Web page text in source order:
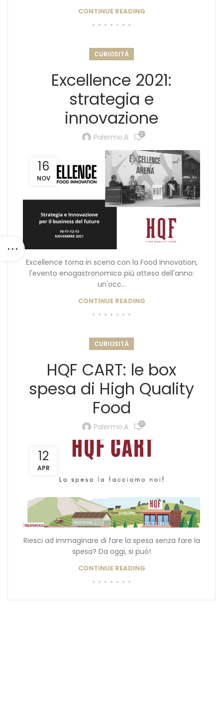
CONTINUE READING
CURIOSITÀ
Excellence 2021:
strategia e
innovazione
Palermo.a 0
16
NOV
Excellence torna in scena con la Food Innovation,
l'evento enogastronomico più atteso dell'anno:
un'occ...
CONTINUE READING
CURIOSITÀ
HQF CART: le box
spesa di High Quality
Food
Palermo.a 0
12
APR
Riesci ad immaginare di fare la spesa senza fare la
spesa? Da oggi, si può!
CONTINUE READING